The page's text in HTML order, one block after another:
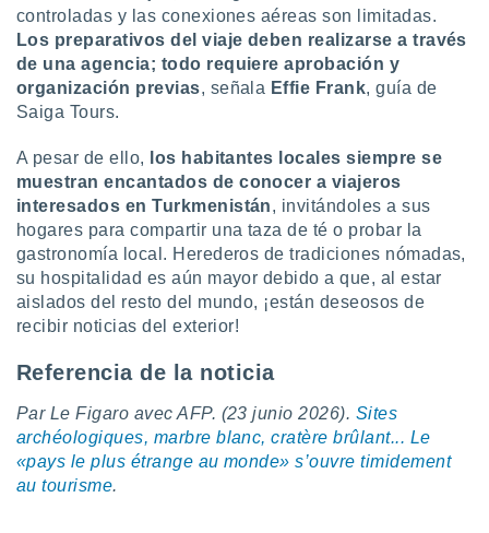
controladas y las conexiones aéreas son limitadas.
Los preparativos del viaje deben realizarse a través
de una agencia; todo requiere aprobación y
organización previas, señala Effie Frank, guía de
Saiga Tours.
A pesar de ello,
los habitantes locales siempre se
muestran encantados de conocer a viajeros
interesados en Turkmenistán, invitándoles a sus
hogares para compartir una taza de té o probar la
gastronomía local. Herederos de tradiciones nómadas,
su hospitalidad es aún mayor debido a que, al estar
aislados del resto del mundo, ¡están deseosos de
recibir noticias del exterior!
Referencia de la noticia
Par Le Figaro avec AFP. (23 junio 2026). Sites
archéologiques, marbre blanc, cratère brûlant... Le
«pays le plus étrange au monde» s’ouvre timidement
au tourisme.